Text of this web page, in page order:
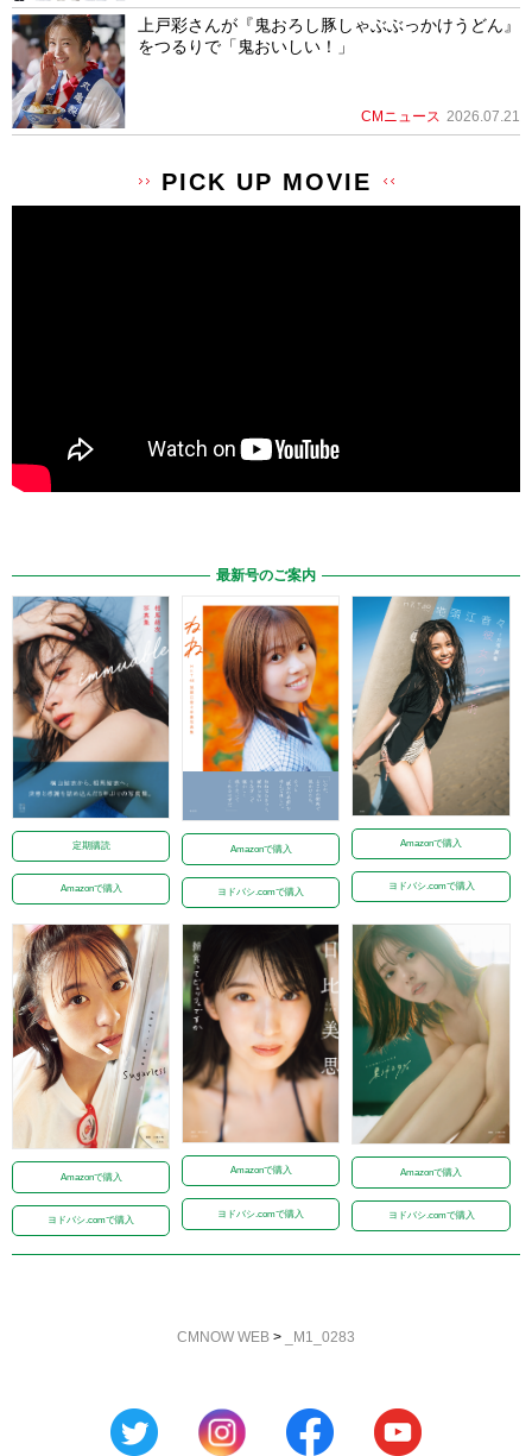
上戸彩さんが『鬼おろし豚しゃぶぶっかけうどん』
をつるりで「鬼おいしい！」
CMニュース 2026.07.21
PICK UP MOVIE
最新号のご案内
定期購読
Amazonで購入
Amazonで購入
ヨドバシ.comで購入
Amazonで購入
ヨドバシ.comで購入
Amazonで購入
ヨドバシ.comで購入
Amazonで購入
ヨドバシ.comで購入
Amazonで購入
ヨドバシ.comで購入
CMNOW WEB > _M1_0283